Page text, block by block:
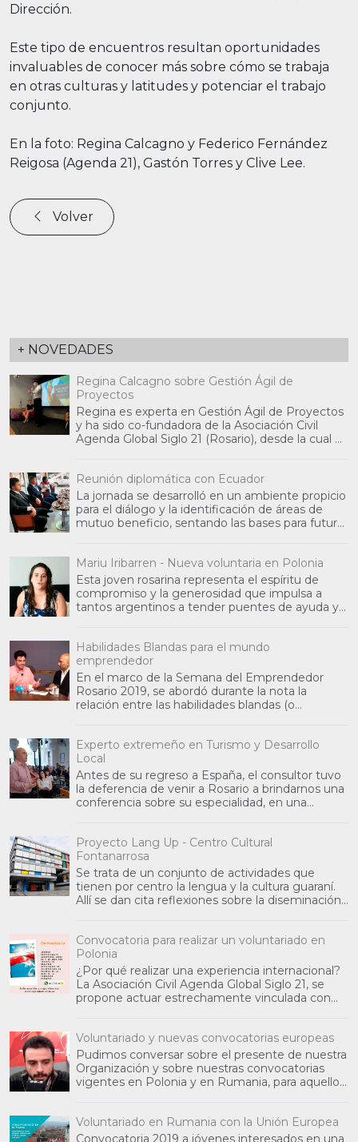
Dirección.
Este tipo de encuentros resultan oportunidades
invaluables de conocer más sobre cómo se trabaja
en otras culturas y latitudes y potenciar el trabajo
conjunto.
En la foto: Regina Calcagno y Federico Fernández
Reigosa (Agenda 21), Gastón Torres y Clive Lee.
Volver
+ NOVEDADES
Regina Calcagno sobre Gestión Ágil de
Proyectos
Regina es experta en Gestión Ágil de Proyectos
y ha sido co-fundadora de la Asociación Civil
Agenda Global Siglo 21 (Rosario), desde la cual ha
Reunión diplomática con Ecuador
La jornada se desarrolló en un ambiente propicio
para el diálogo y la identificación de áreas de
mutuo beneficio, sentando las bases para futuras
Mariu Iribarren - Nueva voluntaria en Polonia
Esta joven rosarina representa el espíritu de
compromiso y la generosidad que impulsa a
tantos argentinos a tender puentes de ayuda y
Habilidades Blandas para el mundo
emprendedor
En el marco de la Semana del Emprendedor
Rosario 2019, se abordó durante la nota la
relación entre las habilidades blandas (o
Experto extremeño en Turismo y Desarrollo
Local
Antes de su regreso a España, el consultor tuvo
la deferencia de venir a Rosario a brindarnos una
conferencia sobre su especialidad, en una
Proyecto Lang Up - Centro Cultural
Fontanarrosa
Se trata de un conjunto de actividades que
tienen por centro la lengua y la cultura guaraní.
Allí se dan cita reflexiones sobre la diseminación
Convocatoria para realizar un voluntariado en
Polonia
¿Por qué realizar una experiencia internacional?
La Asociación Civil Agenda Global Siglo 21, se
propone actuar estrechamente vinculada con
Voluntariado y nuevas convocatorias europeas
Pudimos conversar sobre el presente de nuestra
Organización y sobre nuestras convocatorias
vigentes en Polonia y en Rumania, para aquellos
Voluntariado en Rumania con la Unión Europea
Convocatoria 2019 a jóvenes interesados en una